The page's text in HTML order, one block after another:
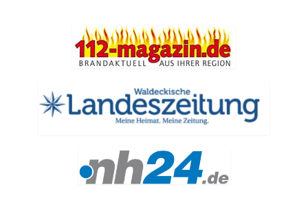
Tagesfahrt 2017
Fahrzeuge & Technik
Stützpunkt
Einsatzfahrzeuge
Einsatzleitwagen ELW 1
Hilfeleistungslöschgruppenfahrzeug HLF